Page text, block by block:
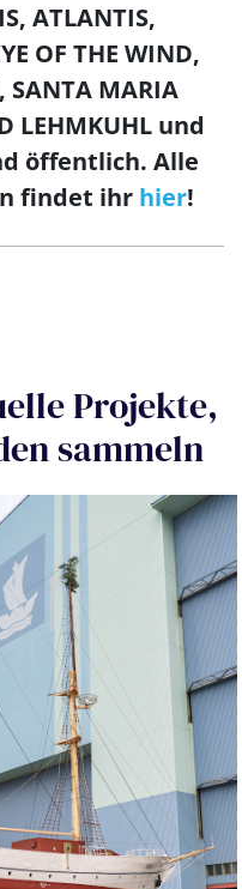
ATLANTIS,
OF THE WIND,
SANTA MARIA
LEHMKUHL und
öffentlich. Alle
findet ihr hier!
Projekte,
sammeln